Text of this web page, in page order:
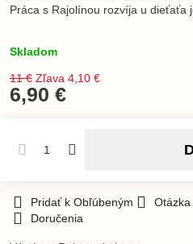
Práca s Rajolínou rozvíja u dieťaťa
Skladom
11 € Zľava 4,10 €
6,90 €
Pridať k Obľúbeným
Doručenia